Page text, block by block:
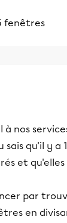
fenêtres
nos
sais qu'il y a
et
par
en